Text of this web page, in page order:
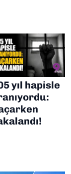
yıl hapisle